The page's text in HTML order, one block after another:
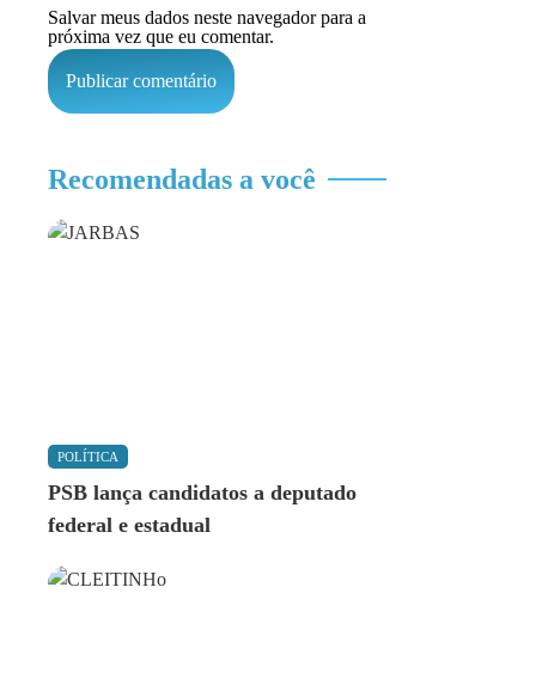
Salvar meus dados neste navegador para a
próxima vez que eu comentar.
Recomendadas a você
POLÍTICA
PSB lança candidatos a deputado
federal e estadual